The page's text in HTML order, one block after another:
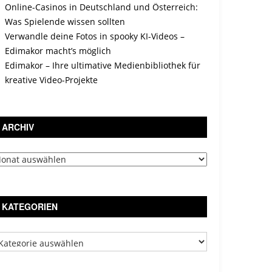
Online-Casinos in Deutschland und Österreich:
Was Spielende wissen sollten
Verwandle deine Fotos in spooky KI-Videos –
Edimakor macht’s möglich
Edimakor – Ihre ultimative Medienbibliothek für
kreative Video-Projekte
ARCHIV
KATEGORIEN